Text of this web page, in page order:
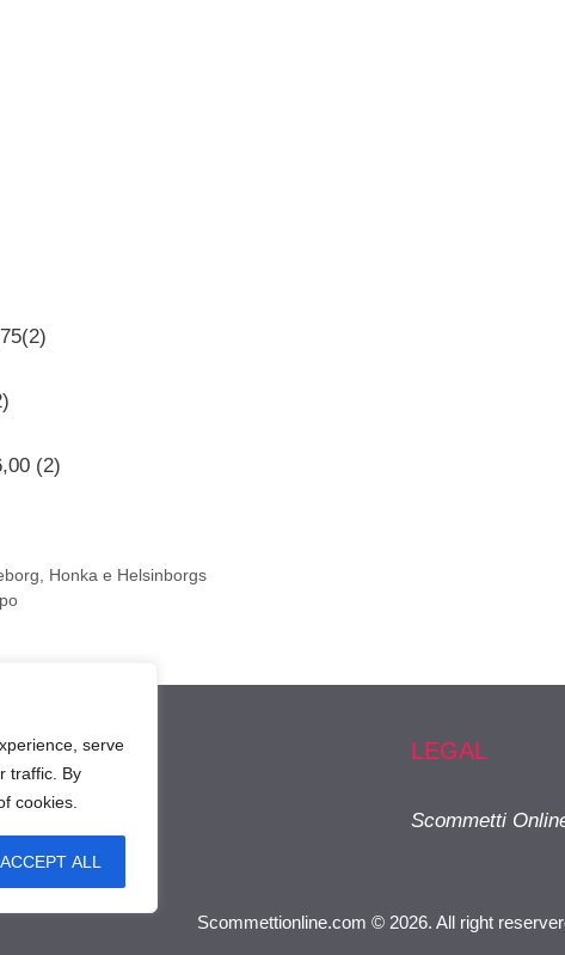
serve
traffic. By
cookies.
ACCEPT ALL
(2)
Honka e Helsinborgs
LEGAL
Scommetti
Scommettionline.com © 2026. All right